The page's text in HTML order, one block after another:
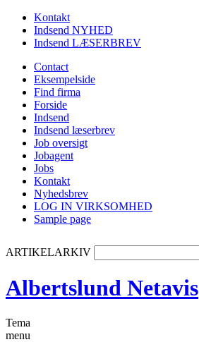
Kontakt
Indsend NYHED
Indsend LÆSERBREV
Contact
Eksempelside
Find firma
Forside
Indsend
Indsend læserbrev
Job oversigt
Jobagent
Jobs
Kontakt
Nyhedsbrev
LOG IN VIRKSOMHED
Sample page
ARTIKELARKIV
Albertslund Netavis
Tema
menu